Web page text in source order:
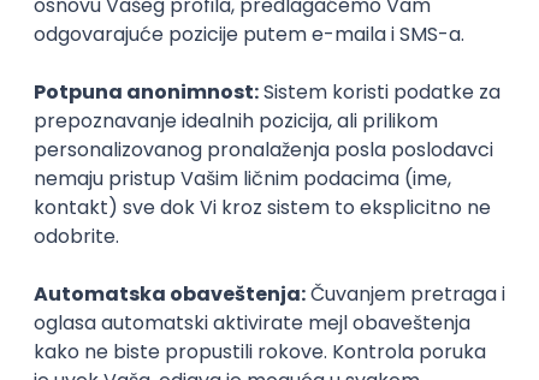
Prijavi se
Istaknuti poslodavci